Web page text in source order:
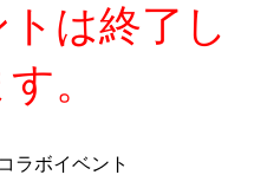
は終了し
。
ラボイベント